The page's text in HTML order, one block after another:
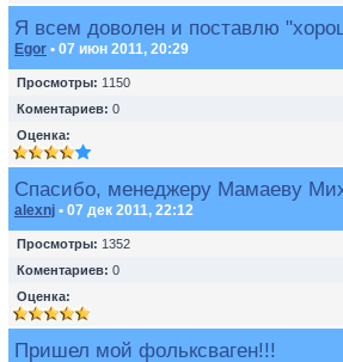
Я всем доволен и поставлю
Egor • 07 июн 2011, 20:29
Просмотры: 1150
Коментариев: 0
Оценка:
Спасибо, менеджеру Мамаеву
alexnj • 07 дек 2011, 22:12
Просмотры: 1352
Коментариев: 0
Оценка:
Пришел мой фольксваген!!!